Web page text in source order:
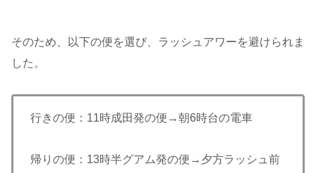
そのため、以下の便を選び、ラッシュアワーを避けられま
した。
行きの便：11時成田発の便→朝6時台の電車
帰りの便：13時半グアム発の便→夕方ラッシュ前